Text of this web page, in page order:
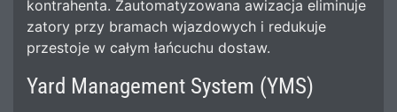
kontrahenta. Zautomatyzowana awizacja eliminuje
zatory przy bramach wjazdowych i redukuje
przestoje w całym łańcuchu dostaw.
Yard Management System (YMS)